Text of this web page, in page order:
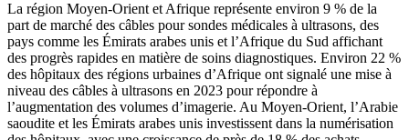
La région Moyen-Orient et Afrique représente environ 9 % de la
part de marché des câbles pour sondes médicales à ultrasons, des
pays comme les Émirats arabes unis et l’Afrique du Sud affichant
des progrès rapides en matière de soins diagnostiques. Environ 22 %
des hôpitaux des régions urbaines d’Afrique ont signalé une mise à
niveau des câbles à ultrasons en 2023 pour répondre à
l’augmentation des volumes d’imagerie. Au Moyen-Orient, l’Arabie
saoudite et les Émirats arabes unis investissent dans la numérisation